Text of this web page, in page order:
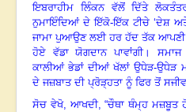
ਇਬਰਾਹੀਮ ਲਿੰਕਨ ਵੱਲੋਂ ਦਿੱਤੇ
ਨੁਮਾਇੰਦਿਆਂ ਦੇ ਇੱਕੋ-ਇੱਕ ਟੀਚੇ ‘ਦੇਸ਼ ਅਤੇ
ਜਾਮਾ ਪੁਆਉਣ ਲਈ ਹਰ ਹੱਦ ਤੱਕ ਆਪਣੀ
ਹੋਏ ਵੱਡਾ ਯੋਗਦਾਨ ਪਾਵਾਂਗੀ।
ਕਾਲੀਆਂ ਭੇਡਾਂ ਦੀਆਂ ਖੱਲਾਂ ਉਧੇੜ-ਉਧੇੜ
ਦੇ ਜਜ਼ਬਾਤ ਦੀ ਪ੍ਰੋੜ੍ਹਤਾ ਨੂੰ ਫਿਰ ਤੋਂ
ਸੋਚ ਵੇਖੋ, ਆਖਦੀ, “ਚੌਥਾ ਥੰਮ੍ਹ ਮਜ਼ਬੂਤ